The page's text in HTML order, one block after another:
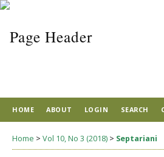
HOME ABOUT LOGIN SEARCH
Home > Vol 10, No 3 (2018) > Septariani